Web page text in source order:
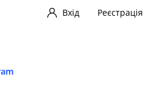
Вхід Реєстрація